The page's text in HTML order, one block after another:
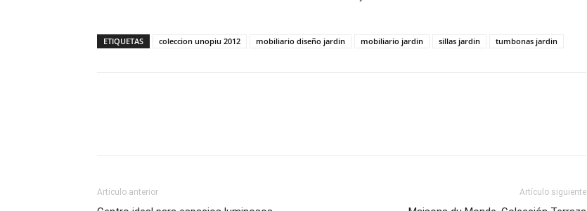
ETIQUETAS coleccion unopiu 2012 mobiliario diseño jardin mobiliario jardin sillas jardin tumbonas jardin
Artículo anterior Artículo siguiente